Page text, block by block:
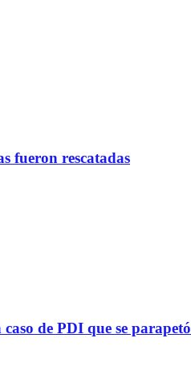
fueron rescatadas
de PDI que se parapetó